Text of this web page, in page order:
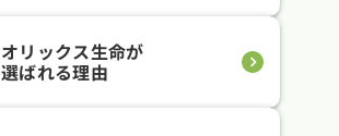
オリックス生命が
選ばれる理由